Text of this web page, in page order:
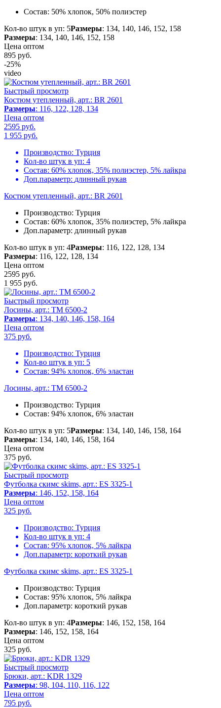
Состав: 50% хлопок, 50% полиэстер
Кол-во штук в уп: 5Размеры: 134, 140, 146, 152, 158
Размеры: 134, 140, 146, 152, 158
Цена оптом
895 руб.
-25%
video
Быстрый просмотр
Костюм утепленный, арт.: BR 2601
Размеры: 116, 122, 128, 134
Цена оптом
2595 руб.
1 955 руб.
Производство: Турция
Кол-во штук в уп: 4
Состав: 60% хлопок, 35% полиэстер, 5% лайкра
Доп.параметр: длинный рукав
Костюм утепленный, арт.: BR 2601
Производство: Турция
Состав: 60% хлопок, 35% полиэстер, 5% лайкра
Доп.параметр: длинный рукав
Кол-во штук в уп: 4Размеры: 116, 122, 128, 134
Размеры: 116, 122, 128, 134
Цена оптом
2595 руб.
1 955 руб.
Быстрый просмотр
Лосины, арт.: TM 6500-2
Размеры: 134, 140, 146, 158, 164
Цена оптом
375 руб.
Производство: Турция
Кол-во штук в уп: 5
Состав: 94% хлопок, 6% эластан
Лосины, арт.: TM 6500-2
Производство: Турция
Состав: 94% хлопок, 6% эластан
Кол-во штук в уп: 5Размеры: 134, 140, 146, 158, 164
Размеры: 134, 140, 146, 158, 164
Цена оптом
375 руб.
Быстрый просмотр
Футболка скимс skims, арт.: ES 3325-1
Размеры: 146, 152, 158, 164
Цена оптом
325 руб.
Производство: Турция
Кол-во штук в уп: 4
Состав: 95% хлопок, 5% лайкра
Доп.параметр: короткий рукав
Футболка скимс skims, арт.: ES 3325-1
Производство: Турция
Состав: 95% хлопок, 5% лайкра
Доп.параметр: короткий рукав
Кол-во штук в уп: 4Размеры: 146, 152, 158, 164
Размеры: 146, 152, 158, 164
Цена оптом
325 руб.
Быстрый просмотр
Брюки, арт.: KDR 1329
Размеры: 98, 104, 110, 116, 122
Цена оптом
795 руб.